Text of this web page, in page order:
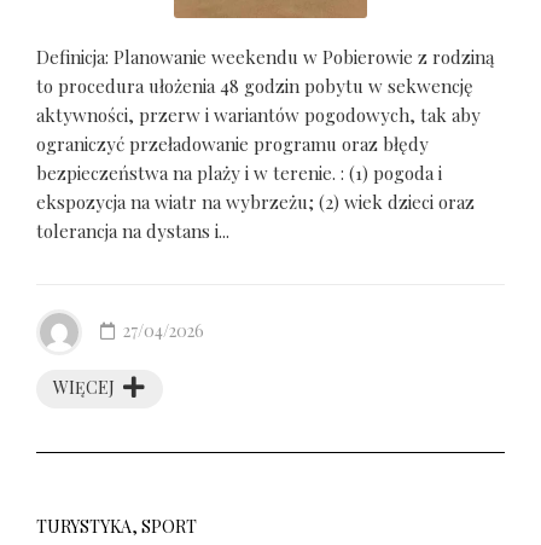
Definicja: Planowanie weekendu w Pobierowie z rodziną
to procedura ułożenia 48 godzin pobytu w sekwencję
aktywności, przerw i wariantów pogodowych, tak aby
ograniczyć przeładowanie programu oraz błędy
bezpieczeństwa na plaży i w terenie. : (1) pogoda i
ekspozycja na wiatr na wybrzeżu; (2) wiek dzieci oraz
tolerancja na dystans i...
WIĘCEJ
27/04/2026
TURYSTYKA, SPORT